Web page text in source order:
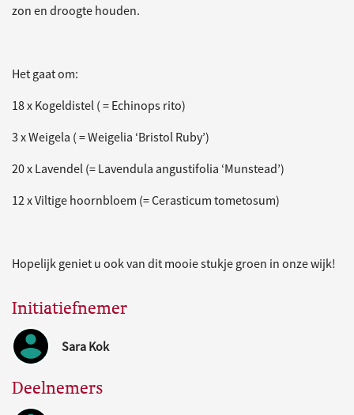
zon en droogte houden.
Het gaat om:
18 x Kogeldistel ( = Echinops rito)
3 x Weigela ( = Weigelia ‘Bristol Ruby’)
20 x Lavendel (= Lavendula angustifolia ‘Munstead’)
12 x Viltige hoornbloem (= Cerasticum tometosum)
Hopelijk geniet u ook van dit mooie stukje groen in onze wijk!
Initiatiefnemer
Sara Kok
Deelnemers